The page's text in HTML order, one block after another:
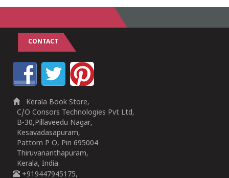
CONTACT
Kerala Book Store,
C/O Consors Technologies Pvt Ltd,
B-30,Pillaveedu Nagar,
Kesavadasapuram,
Pattom P O, Pin 695004
Thiruvananthapuram,
Kerala, India.
+919447945175,